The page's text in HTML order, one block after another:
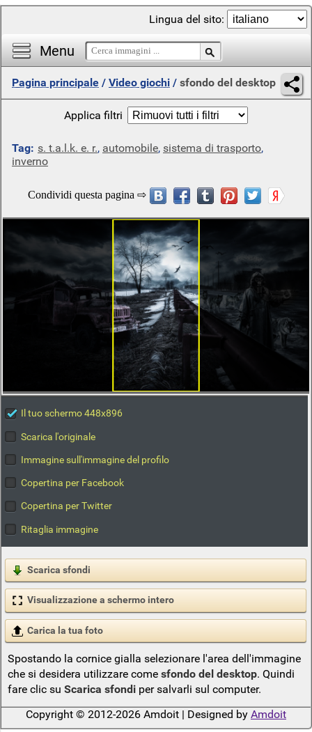
Menu
Lingua del sito:
Pagina principale / Video giochi / sfondo del desktop
Applica filtri
Tag: s. t.a.l.k. e. r., automobile, sistema di trasporto,
inverno
Il tuo schermo 448x896
Scarica l'originale
Immagine sull'immagine del profilo
Copertina per Facebook
Copertina per Twitter
Ritaglia immagine
Scarica sfondi
Visualizzazione a schermo intero
Carica la tua foto
Spostando la cornice gialla selezionare l'area dell'immagine
che si desidera utilizzare come sfondo del desktop. Quindi
fare clic su Scarica sfondiper salvarli sul computer.
Copyright © 2012-2026 Amdoit | Designed by Amdoit